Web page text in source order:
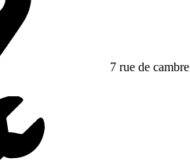
7 rue de cambre